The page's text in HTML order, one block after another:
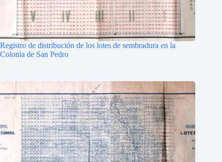
Registro de distribución de los lotes de sembradura en la
Colonia de San Pedro